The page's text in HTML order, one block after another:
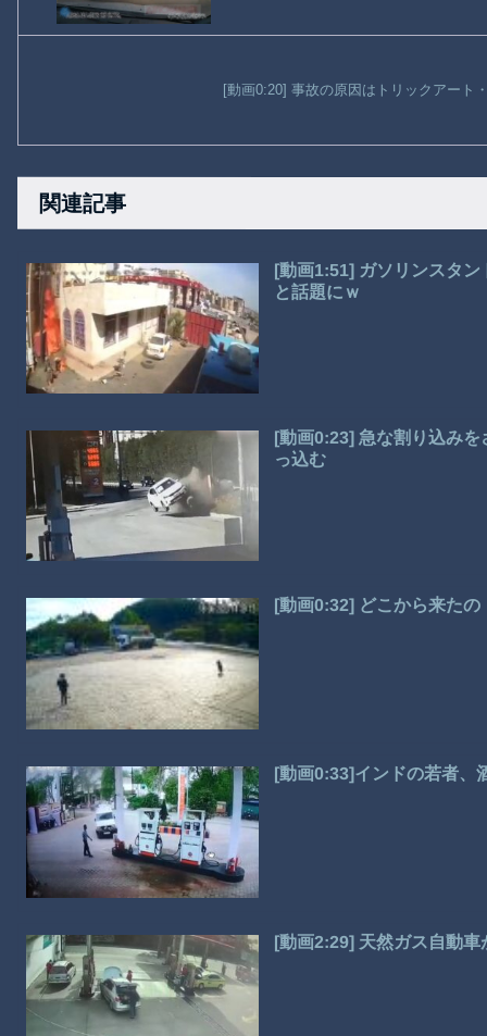
[動画0:20] 事故の原因はトリックアート
関連記事
[動画1:51] ガソリンスタ
と話題にｗ
[動画0:23] 急な割り込み
っ込む
[動画0:32] どこから来た
[動画0:33]インドの若者、
[動画2:29] 天然ガス自動